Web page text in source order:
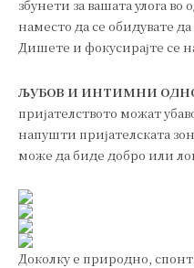
збунети за вашата улога во
наместо да се обидувате
Дишете и фокусирајте се
ЉУБОВ И ИНТИМНИ
пријателството можат
напушти пријателската
може да биде добро или
Доколку е природно,